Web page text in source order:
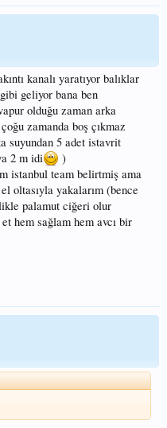
kanalı yaratıyor balıklar
geliyor bana ben
olduğu zaman arka
zamanda boş çıkmaz
suyundan 5 adet istavrit
2 m idi
)
istanbul team belirtmiş ama
oltasıyla yakalarım (bence
palamut ciğeri olur
hem sağlam hem avcı bir